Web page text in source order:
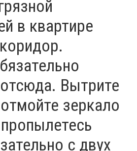
в квартире
Вытрите
зеркало
с двух